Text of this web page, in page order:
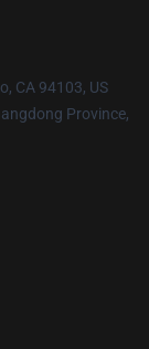
CA 94103, US
Province,